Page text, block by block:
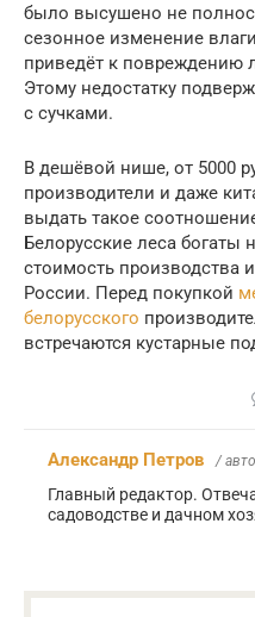
было высушено не
сезонное изменение
приведёт к повреждению
Этому недостатку
с сучками.
В дешёвой нише, от 5000
производители и даже
выдать такое
Белорусские леса богаты
стоимость производства
России. Перед покупкой
белорусского
встречаются кустарные
Александр Петров /
Главный редактор.
садоводстве и дачном